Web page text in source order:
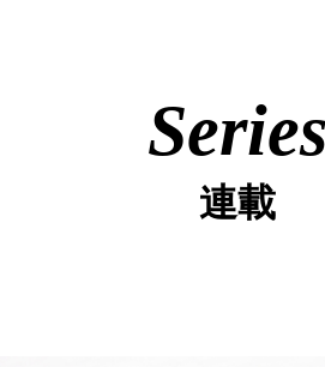
連載